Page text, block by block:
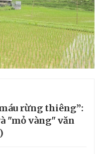
rừng thiêng”:
"mỏ vàng" văn